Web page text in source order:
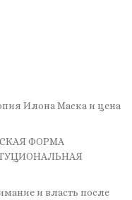
Илона Маска и цена
ФОРМА
и власть после